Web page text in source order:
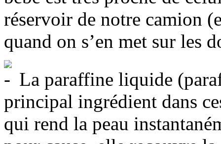
réservoir de notre camion
quand on s’en met sur les
La paraffine liquide
principal ingrédient dans
qui rend la peau